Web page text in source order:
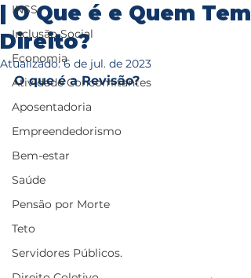
INSS
Inclusão Social
Economia
Atividade Concomitantes
Aposentadoria
Empreendedorismo
Bem-estar
Saúde
Pensão por Morte
Teto
Servidores Públicos.
| O Que é e Quem Tem
Direito?
Atualizado:6 de jul. de 2023
O que é a Revisão?